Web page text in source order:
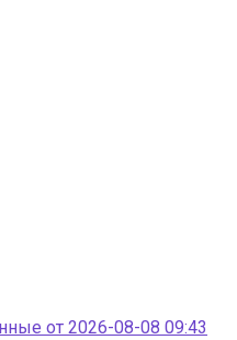
от 2026-08-08 09:43